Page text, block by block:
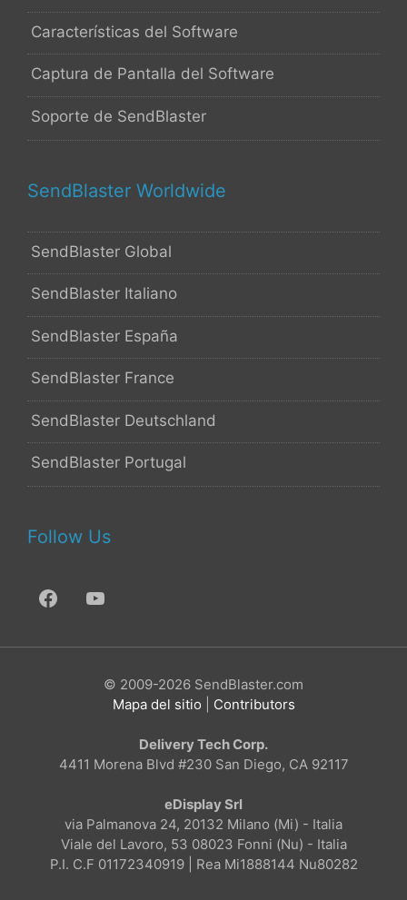
Características del Software
Captura de Pantalla del Software
Soporte de SendBlaster
SendBlaster Worldwide
SendBlaster Global
SendBlaster Italiano
SendBlaster España
SendBlaster France
SendBlaster Deutschland
SendBlaster Portugal
Follow Us
© 2009-2026 SendBlaster.com
Mapa del sitio
Contributors
Delivery Tech Corp.
4411 Morena Blvd #230 San Diego, CA 92117
eDisplay Srl
via Palmanova 24, 20132 Milano (Mi) - Italia
Viale del Lavoro, 53 08023 Fonni (Nu) - Italia
P.I. C.F 01172340919 | Rea Mi1888144 Nu80282